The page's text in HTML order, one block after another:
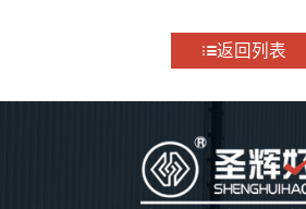
返回列表